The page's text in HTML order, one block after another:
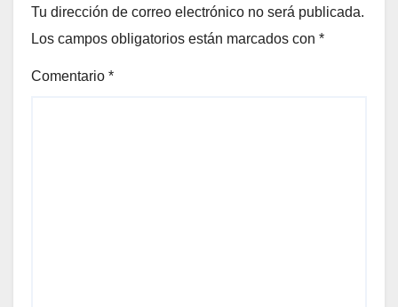
Tu dirección de correo electrónico no será publicada.
Los campos obligatorios están marcados con *
Comentario *